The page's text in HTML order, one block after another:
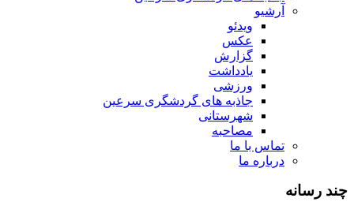
آرشیو
ویدئو
عکس
گزارش
یادداشت
ورزشی
جاذبه های گردشگری سرعین
شهرستانی
مصاحبه
تماس با ما
درباره ما
چند رسانه